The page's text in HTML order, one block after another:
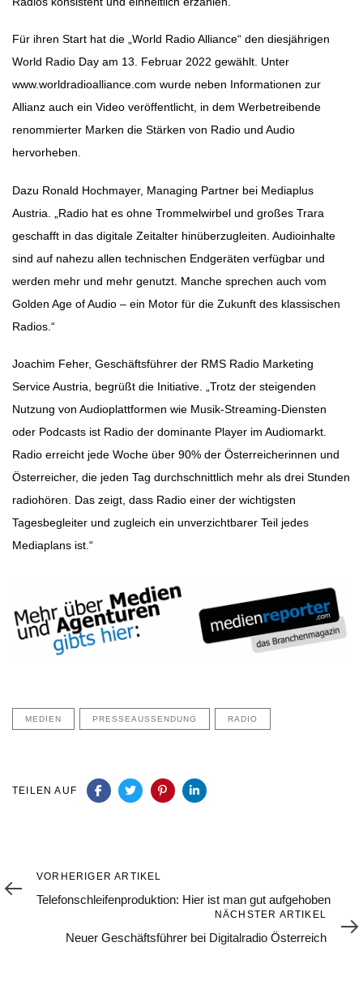
Für ihren Start hat die „World Radio Alliance“ den diesjährigen
World Radio Day am 13. Februar 2022 gewählt. Unter
www.worldradioalliance.com wurde neben Informationen zur
Allianz auch ein Video veröffentlicht, in dem Werbetreibende
renommierter Marken die Stärken von Radio und Audio
hervorheben.
Dazu Ronald Hochmayer, Managing Partner bei Mediaplus
Austria. „Radio hat es ohne Trommel­wirbel und großes Trara
geschafft in das digitale Zeitalter hinüberzugleiten. Audioinhalte
sind auf nahezu allen technischen Endgeräten verfügbar und
werden mehr und mehr genutzt. Manche spre­chen auch vom
Golden Age of Audio – ein Motor für die Zukunft des klassischen
Radios.“
Joachim Feher, Geschäftsführer der RMS Radio Marketing
Service Austria, begrüßt die Initiative. „Trotz der steigenden
Nutzung von Audioplattformen wie Musik-Streaming-Diensten
oder Podcasts ist Radio der dominante Player im Audiomarkt.
Radio erreicht jede Woche über 90% der Österreicherinnen und
Österreicher, die jeden Tag durchschnittlich mehr als drei Stunden
radiohören. Das zeigt, dass Radio einer der wichtigsten
Tagesbegleiter und zugleich ein unverzichtbarer Teil jedes
Mediaplans ist.“
MEDIEN PRESSEAUSSENDUNG RADIO
TEILEN AUF
Vorheriger
Artikel
VORHERIGER ARTIKEL
Telefonschleifenproduktion: Hier ist man gut aufgehoben
Artikel
NÄCHSTER ARTIKEL
Neuer Geschäftsführer bei Digitalradio Österreich